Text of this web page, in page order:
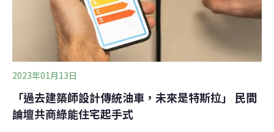
基地的降溫等級。以簡單的管制項目達成降溫目標，首先
是建立基本的檢核門檻。林
2023年01月13日
「過去建築師設計傳統油車，未來是特斯拉」 民間
論壇共商綠能住宅起手式